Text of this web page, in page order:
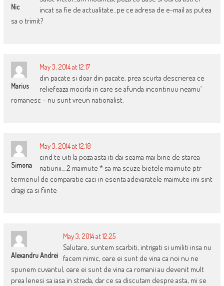
Nic
incat sa fie de actualitate..pe ce adresa de e-mail as putea
sa o trimit?
Marius
May 3, 2014 at 12:17
din pacate si doar din pacate, prea scurta descrierea ce
reliefeaza mocirla in care se afunda incontinuu neamu’
romanesc – nu sunt vreun nationalist.
Simona
May 3, 2014 at 12:18
cind te uiti la poza asta iti dai seama mai bine de starea
natiunii….2 maimute * sa ma scuze bietele maimute ptr
termenul de comparatie caci in esenta adevaratele maimute imi sint
dragi ca si fiinte
Alexandru Andrei
May 3, 2014 at 12:25
Salutare, suntem scarbiti, intrigati si umiliti insa nu
facem nimic, oare ei sunt de vina ca noi nu ne
spunem cuvantul, oare ei sunt de vina ca romanii au devenit mult
prea lenesi sa iasa in strada, dar ce sa discutam despre asta, mi se